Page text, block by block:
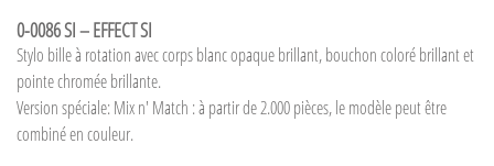
0-0086 SI – EFFECT SI
Stylo bille à rotation avec corps blanc opaque brillant, bouchon coloré brillant et
pointe chromée brillante.
Version spéciale: Mix n' Match : à partir de 2.000 pièces, le modèle peut être
combiné en couleur.